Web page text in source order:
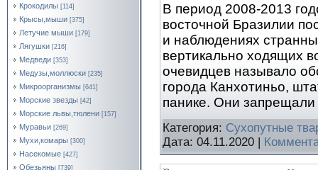
Крокодилы [114]
Крысы,мыши [375]
Летучие мыши [179]
Лягушки [216]
Медведи [353]
Медузы,моллюски [235]
Микроорганизмы [641]
Морские звезды [42]
Морские львы,тюлени [157]
Муравьи [269]
Мухи,комары [300]
Насекомые [427]
Обезьяны [739]
В период 2008-2013
восточной Бразилии
и наблюдениях
вертикально ходящих
очевидцев называло
города Канхотиньо,
панике. Они
Категория: Сухопутные
Дата: 04.11.2020